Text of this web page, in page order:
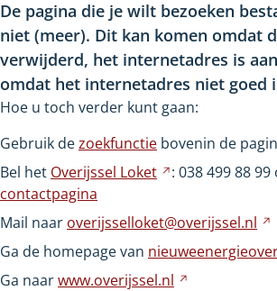
De pagina die je wilt bezoeken
niet (meer). Dit kan komen omdat
verwijderd, het internetadres is
omdat het internetadres niet goed
Hoe u toch verder kunt gaan:
Gebruik dezoekfunctie bovenin de
Bel het Overijssel Loket
Verwijst
een
andere
website
: 0384998899
contactpagina
Mail naar overijsselloket@overijssel.nl
Ga de homepage van
Ga naarwww.overijssel.nl